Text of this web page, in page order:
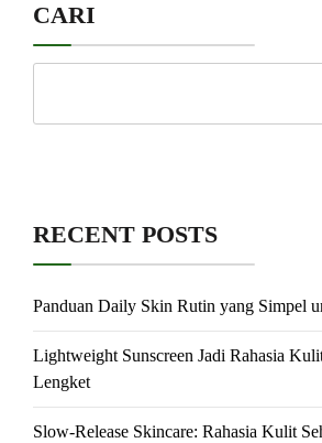
CARI
RECENT POSTS
Panduan Daily Skin Rutin yang Simpel
Lightweight Sunscreen Jadi Rahasia
Lengket
Slow-Release Skincare: Rahasia Kulit